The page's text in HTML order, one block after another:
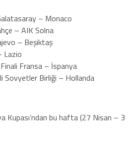
– Monaco
– AIK Solna
– Beşiktaş
Lazio
Fransa – İspanya
Sovyetler Birliği – Hollanda
Kupası’ndan bu hafta (27 Nisan – 3